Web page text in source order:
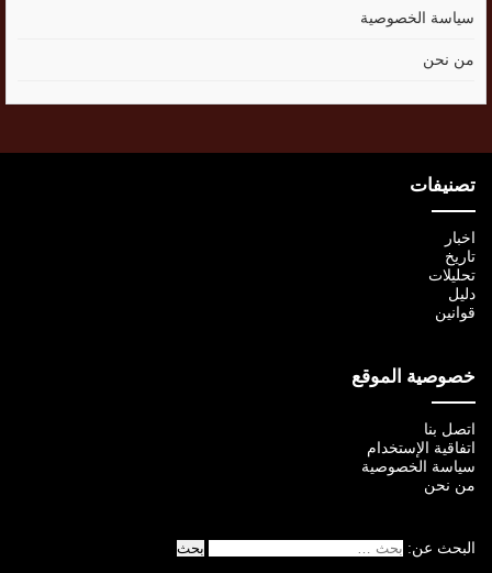
سياسة الخصوصية
من نحن
تصنيفات
اخبار
تاريخ
تحليلات
دليل
قوانين
خصوصية الموقع
اتصل بنا
اتفاقية الإستخدام
سياسة الخصوصية
من نحن
البحث عن: